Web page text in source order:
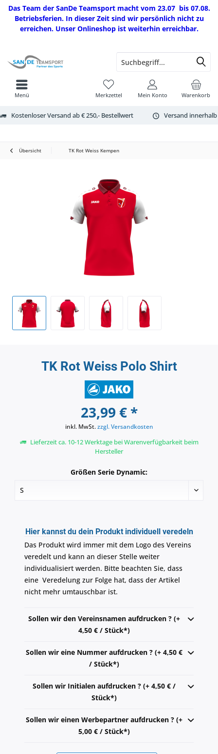
Das Team der SanDe Teamsport macht vom 23.07 bis 07.08.
Betriebsferien. In dieser Zeit sind wir persönlich nicht zu
erreichen. Unser Onlineshop ist weiterhin erreichbar.
Kostenloser Versand ab € 250,- Bestellwert Versand
Warenkorb
Merkzettel Mein Konto
Menü
Übersicht TK Rot Weiss Kempen
TK Rot Weiss Polo Shirt
23,99 € *
inkl. MwSt.zzgl. Versandkosten
Lieferzeit ca. 10-12 Werktage bei Warenverfügbarkeit beim
Hersteller
Größen Serie Dynamic:
Hier kannst du dein Produkt individuell veredeln
Das Produkt wird immer mit dem Logo des Vereins
veredelt und kann an dieser Stelle weiter
individualisiert werden. Bitte beachten Sie, dass
eine Veredelung zur Folge hat, dass der Artikel
nicht mehr umtauschbar ist.
Sollen wir den Vereinsnamen aufdrucken ? (+
4,50 € / Stück*)
Sollen wir eine Nummer aufdrucken ? (+ 4,50 €
/ Stück*)
Sollen wir Initialen aufdrucken ? (+ 4,50 € /
Stück*)
Sollen wir einen Werbepartner aufdrucken ? (+
5,00 € / Stück*)